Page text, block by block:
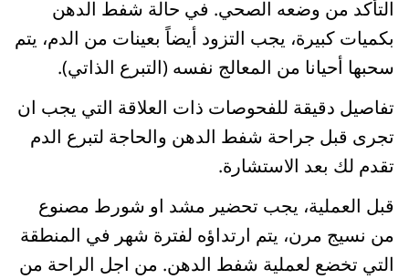
التأكد من وضعه الصحي. في حالة شفط الدهن
بكميات كبيرة، يجب التزود أيضاً بعينات من الدم، يتم
سحبها أحيانا من المعالج نفسه (التبرع الذاتي).
تفاصيل دقيقة للفحوصات ذات العلاقة التي يجب ان
تجرى قبل جراحة شفط الدهن والحاجة لتبرع الدم
تقدم لك بعد الاستشارة.
قبل العملية، يجب تحضير مشد او شورط مصنوع
من نسيج مرن، يتم ارتداؤه لفترة شهر في المنطقة
التي تخضع لعملية شفط الدهن. من اجل الراحة من